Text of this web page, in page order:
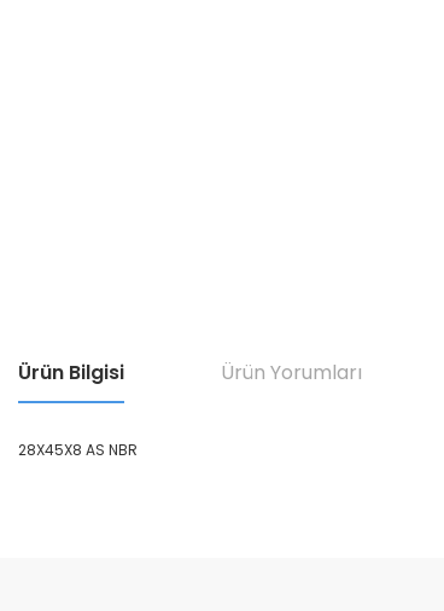
Ürün Bilgisi Ürün Yorumları
28X45X8 AS NBR